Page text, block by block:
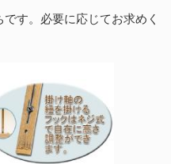
す。必要に応じてお求めく